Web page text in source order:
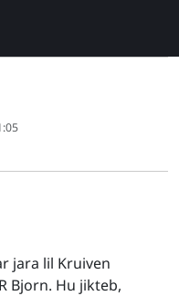
jara lil Kruiven
Bjorn. Hu jikteb,